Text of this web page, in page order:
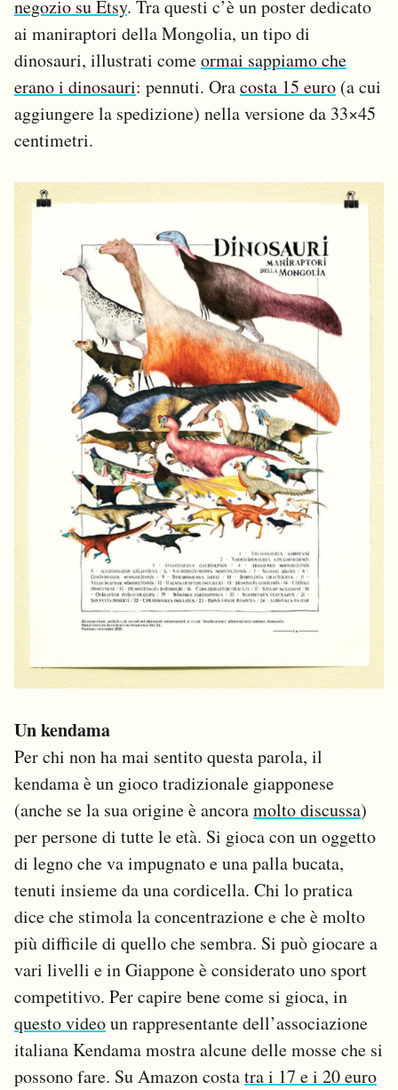
negozio su Etsy. Tra questi c’è un poster dedicato
ai maniraptori della Mongolia, un tipo di
dinosauri, illustrati comeormai sappiamo che
erano i dinosauri: pennuti. Oracosta 15 euro (a cui
aggiungere la spedizione) nella versione da 33×45
centimetri.
Un kendama
Per chi non ha mai sentito questa parola, il
kendama è un gioco tradizionale giapponese
(anche se la sua origine è ancoramolto discussa)
per persone di tutte le età. Si gioca con un oggetto
di legno che va impugnato e una palla bucata,
tenuti insieme da una cordicella. Chi lo pratica
dice che stimola la concentrazione e che è molto
più difficile di quello che sembra. Si può giocare a
vari livelli e in Giappone è considerato uno sport
competitivo. Per capire bene come si gioca, in
questo videoun rappresentante dell’associazione
italiana Kendama mostra alcune delle mosse che si
possono fare. Su Amazon costatra i 17 e i 20 euro